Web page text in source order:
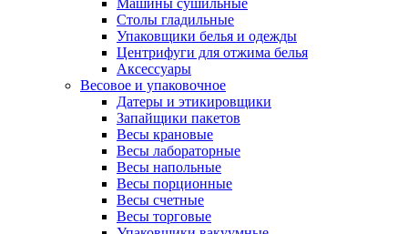
Машины сушильные
Столы гладильные
Упаковщики белья и одежды
Центрифуги для отжима белья
Аксессуары
Весовое и упаковочное
Датеры и этикировщики
Запайщики пакетов
Весы крановые
Весы лабораторные
Весы напольные
Весы порционные
Весы счетные
Весы торговые